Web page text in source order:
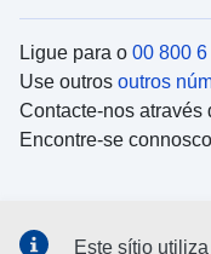
Ligue para o 00 800
Use outros outros
Contacte-nos através
Encontre-se
Este sítio